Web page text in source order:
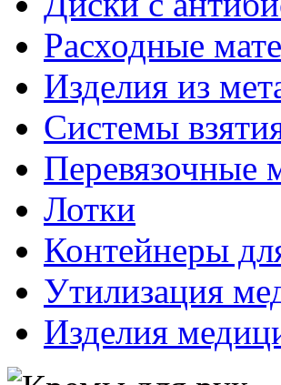
Расходные
Изделия из
Системы
Перевязочные
Лотки
Контейнеры
Утилизация
Изделия